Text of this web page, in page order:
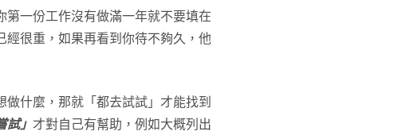
一份工作沒有做滿一年就不要填在
經很重，如果再看到你待不夠久，他
什麼，那就「都去試試」才能找到
試」 才對自己有幫助，例如大概列出